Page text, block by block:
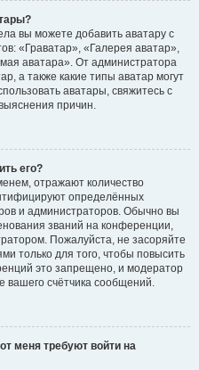
вы можете добавить аватару с
«Граватар», «Галерея аватар»,
аватара». От администратора
а также какие типы аватар могут
аватары, свяжитесь с
причин.
его?
отражают количество
определённых
и администраторов. Обычно вы
званий на конференции,
Пожалуйста, не засоряйте
только для того, чтобы повысить
это запрещено, и модератор
вашего счётчика сообщений.
меня требуют войти на